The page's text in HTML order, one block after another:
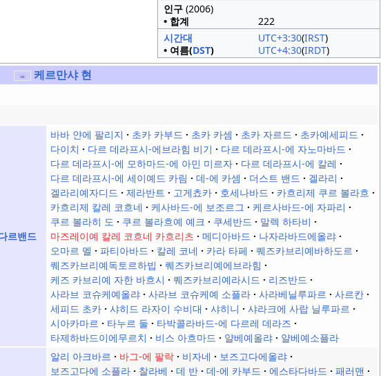
인구 (2006)
• 합계
222
시간대
UTC+3:30(IRST)
• 여름(DST) UTC+4:30(IRDT)
케르만샤 현
르밴드
바바 얀에 팔리지 초카 카부드 초카 카셈 초카 자르드
초카예세피드
다이치
다르 데라프시-에브라힘 비기
다르 데라프시-에 자노마바드
다르 데라프시-에 모하마드-에 아민 미르자
다르 데라프시-에 칼레
다르 데라프시-에 세이예드 카림
데-에 카셈 더스트 밴드
겔라리
겔라리예자디드
제라반트 고게쵸카 호세나바드
카흐리제 쿠르 볼라흐
카흐리제 칼레 코흐네
케사바드-에 보조르그
케르사바드-에 자파리
쿠르 볼라히 도
쿠르 볼라흐예 예크 쿠세반드
말렉 하타비
마즈레이예 칼레 코흐네 카흐리츠
메디아바드
나자라바드에올랴
오마르 멜
파티아바드 칼레 코네 카라 타페
퀘즈카브리예바하도르
퀘즈카브리예독토르하빕
퀘즈카브리예에브라힘
케즈 카브리예 자한 바흐시
퀘즈카브리예라시드
리즈반드
사라브 코슈케예올랴
사라브 코슈케예 소플라 사라베닐루파르
사르칸
세피드 초카
샤히드 라자이 수비대 샤히니
샤라크에 사랍 닐루파르
시아카마르
타누르 둘
타박콜라바드-에 다르레 데라즈
타제하바드이에무르치
비스 아흐마드 얄베예올랴 얄베예소플라
알리 아크바르 바그-에 팔락 비자네
보즈고다에올랴
보즈고다에 소플라
찰라베 데 반 데-에 카부드 에스타다바드
패러맨